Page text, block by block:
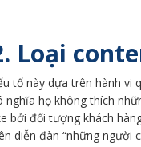
Loại
tố này dựa trên hành vi
nghĩa họ không thích
bởi đối tượng khách
diễn đàn “những người